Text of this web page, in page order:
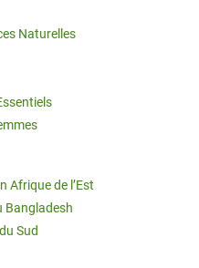
Naturelles
Afrique de l’Est
Bangladesh
Sud